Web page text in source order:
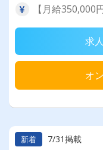
【月給350,000
求
オ
新着 7/31掲載